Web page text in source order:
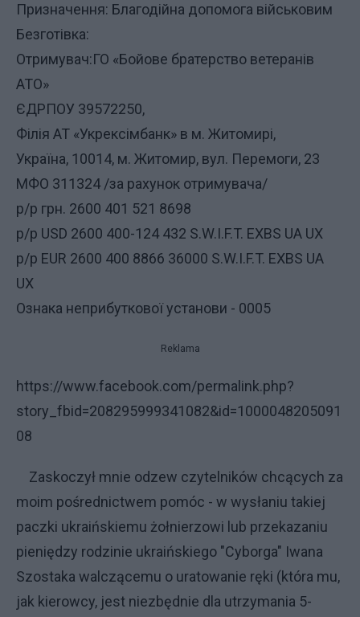
Призначення: Благодійна допомога військовим
Безготівка:
Отримувач:ГО «Бойове братерство ветеранів
АТО»
ЄДРПОУ 39572250,
Філія АТ «Укрексімбанк» в м. Житомирі,
Україна, 10014, м. Житомир, вул. Перемоги, 23
МФО 311324 /за рахунок отримувача/
р/р грн. 2600 401 521 8698
р/р USD 2600 400-124 432 S.W.I.F.T. EXBS UA UX
р/р EUR 2600 400 8866 36000 S.W.I.F.T. EXBS UA
UX
Ознака неприбуткової установи - 0005
Reklama
https://www.facebook.com/permalink.php?
story_fbid=208295999341082&id=1000048205091
08
Zaskoczył mnie odzew czytelników chcących za
moim pośrednictwem pomóc - w wysłaniu takiej
paczki ukraińskiemu żołnierzowi lub przekazaniu
pieniędzy rodzinie ukraińskiego "Cyborga" Iwana
Szostaka walczącemu o uratowanie ręki (która mu,
jak kierowcy, jest niezbędnie dla utrzymania 5-